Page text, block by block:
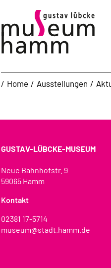
Home Ausstellungen
GUSTAV-LÜBCKE-MUSEUM
Neue Bahnhofstr. 9
59065 Hamm
Kontakt
02381 17-5714
museum@stadt.hamm.de